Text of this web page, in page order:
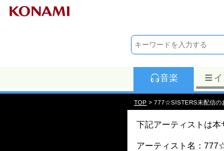
音楽
TOP > 777☆SISTERS未配信の
下記アーティストは本
アーティスト名：